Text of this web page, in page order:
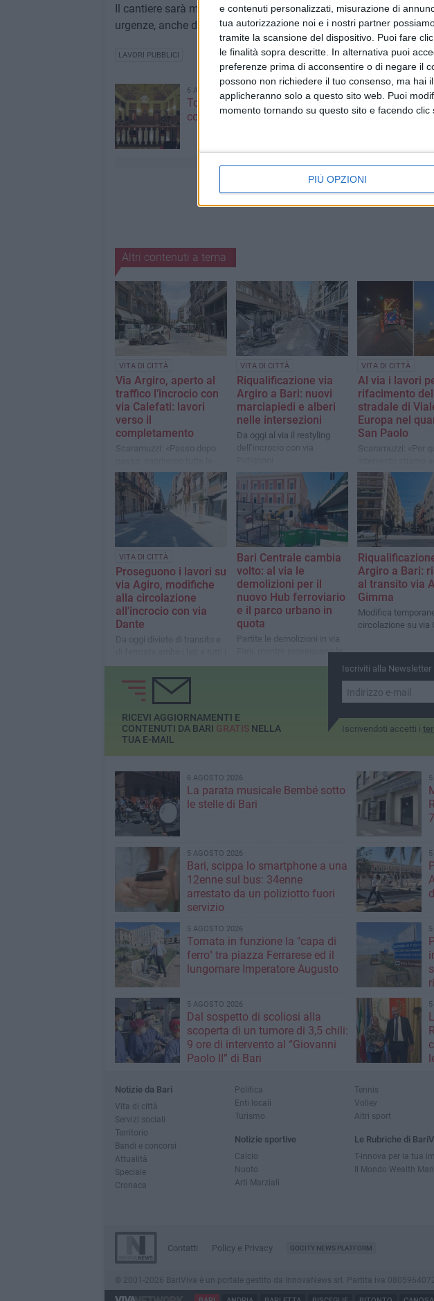
e contenuti personalizzati, misurazione di
tua autorizzazione noi e i nostri partner
tramite la scansione del dispositivo. Puoi fare
le finalità sopra descritte. In alternativa puoi
preferenze prima di acconsentire o di negare il
possono non richiedere il tuo consenso, ma hai
applicheranno solo a questo sito web. Puoi
momento tornando su questo sito e facendo
PIÙ OPZIONI
Il cantiere sarà molto dinamico e si svolgerà dal lunedì al
urgenze, anche di sabato e domenica.
LAVORI PUBBLICI
6 AGOSTO 2026
Torna a riunirsi il Consiglio
comunale di Bari
6
Altri contenuti a tema
VITA DI CITTÀ
Via Argiro, aperto al
traffico l’incrocio con
via Calefati: lavori
verso il
completamento
Scaramuzzi: «Passo dopo
intersezioni, a partire da via
Dante nella prima settimana
di agosto»
VITA DI CITTÀ
Riqualificazione via
Argiro a Bari: nuovi
marciapiedi e alberi
nelle intersezioni
Da oggi al via il restyling
dell’incrocio con via
VITA DI CITTÀ
A​l via i lavori
rifacimento
stradale di
Europa nel
San Paolo
Scaramuzzi: «Per
delle modalità
particolarmente
performanti,
scavi più profondi
solito e l'utilizzo di un
materiale più
VITA DI CITTÀ
Proseguono i lavori su
via Agiro, modifiche
alla circolazione
all'incrocio con via
Dante
Da oggi divieto di transito e
veicoli nel tratto compreso
tra via Andrea da Bari e via
Argiro
Bari Centrale cambia
volto: al via le
demolizioni per il
nuovo Hub ferroviario
e il parco urbano in
quota
Partite le demolizioni in via
Fani, mentre proseguono la
riqualificazione di piazza
Argiro a Bari:
al transito via
Gimma
Modifica
circolazione su via
Iscriviti alla Newsletter
Iscrivendoti accetti i
RICEVI AGGIORNAMENTI E
CONTENUTI DA BARI GRATISNELLA
TUA E-MAIL
6 AGOSTO 2026
La parata musicale Bembé sotto
le stelle di Bari
5 AGOSTO 2026
Bari, scippa lo smartphone a una
12enne sul bus: 34enne
arrestato da un poliziotto fuori
servizio
5 AGOSTO 2026
Tornata in funzione la "capa di
ferro" tra piazza Ferrarese ed il
lungomare Imperatore Augusto
5 AGOSTO 2026
Dal sospetto di scoliosi alla
scoperta di un tumore di 3,5 chili:
9 ore di intervento al “Giovanni
Paolo II” di Bari
Notizie da Bari
Vita di città
Servizi sociali
Territorio
Bandi e concorsi
Attualità
Speciale
Cronaca
Politica
Enti locali
Turismo
Notizie sportive
Calcio
Nuoto
Arti Marziali
Tennis
Volley
Altri sport
Le Rubriche di
T-innova per la tua
Il Mondo Wealth
Contatti Policy e Privacy GOCITY NEWS PLATFORM
© 2001-2026 BariViva è un portale gestito da InnovaNews srl. Partita iva